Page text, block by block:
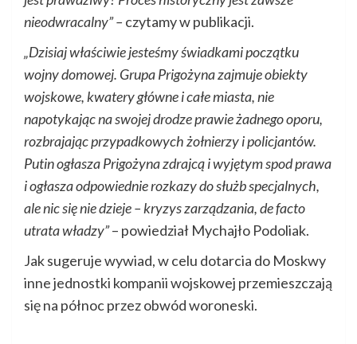
nieodwracalny” – czytamy w publikacji.
„Dzisiaj właściwie jesteśmy świadkami początku
wojny domowej. Grupa Prigożyna zajmuje obiekty
wojskowe, kwatery główne i całe miasta, nie
napotykając na swojej drodze prawie żadnego oporu,
rozbrajając przypadkowych żołnierzy i policjantów.
Putin ogłasza Prigożyna zdrajcą i wyjętym spod prawa
i ogłasza odpowiednie rozkazy do służb specjalnych,
ale nic się nie dzieje – kryzys zarządzania, de facto
utrata władzy”– powiedział Mychajło Podoliak.
Jak sugeruje wywiad, w celu dotarcia do Moskwy
inne jednostki kompanii wojskowej przemieszczają
się na północ przez obwód woroneski.